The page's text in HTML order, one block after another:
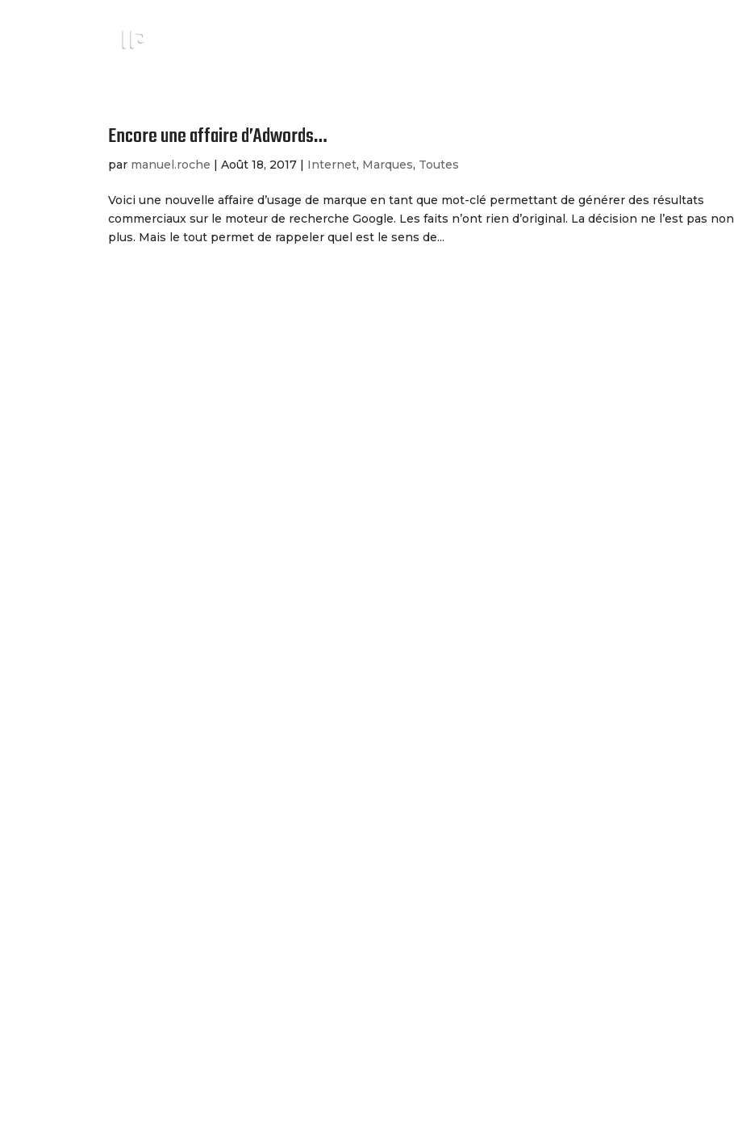
Encore une affaire d’Adwords…
par manuel.roche |Août 18, 2017 | Internet, Marques, Toutes
Voici une nouvelle affaire d’usage de marque en tant que mot-clé permettant de générer des résultats
commerciaux sur le moteur de recherche Google. Les faits n’ont rien d’original. La décision ne l’est pas non
plus. Mais le tout permet de rappeler quel est le sens de...